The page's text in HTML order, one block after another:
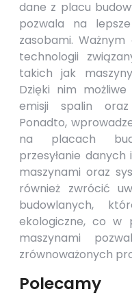
dane z placu
pozwala na
zasobami.
technologii
takich jak
Dzięki nim
emisji spalin
Ponadto,
na placach
przesyłanie
maszynami oraz
również zwrócić
budowlanych,
ekologiczne, co w
maszynami
zrównoważonych
Polecamy